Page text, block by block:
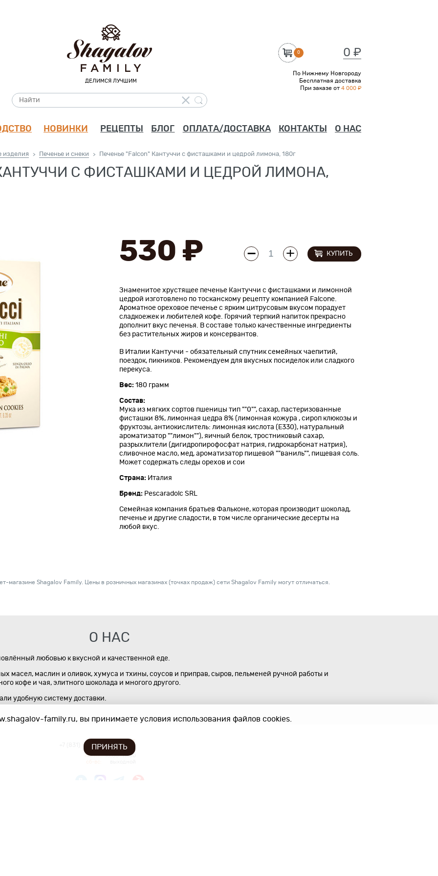
ДЕЛИМСЯ ЛУЧШИМ
0 0 ₽
По Нижнему Новгороду
Бесплатная доставка
При заказе от 4 000 ₽
НОВИНКИ РЕЦЕПТЫ БЛОГ ОПЛАТА/ДОСТАВКА КОНТАКТЫ О НАС
изделия > Печенье и снеки > Печенье "Falcon" Кантуччи с фисташками и цедрой лимона, 180г
КАНТУЧЧИ С ФИСТАШКАМИ И ЦЕДРОЙ ЛИМОНА,
530 ₽ КУПИТЬ
Знаменитое хрустящее печенье Кантуччи с фисташками и лимонной
цедрой изготовлено по тосканскому рецепту компанией Falcone.
Ароматное ореховое печенье с ярким цитрусовым вкусом порадует
сладкоежек и любителей кофе. Горячий терпкий напиток прекрасно
дополнит вкус печенья. В составе только качественные ингредиенты
без растительных жиров и консервантов.
В Италии Кантуччи - обязательный спутник семейных чаепитий,
поездок, пикников. Рекомендуем для вкусных посиделок или сладкого
перекуса.
Вес: 180 грамм
Состав:
Мука из мягких сортов пшеницы тип ""0"", сахар, пастеризованные
фисташки 8%, лимонная цедра 8% (лимонная кожура , сироп клюкозы и
фруктозы, антиокислитель: лимонная кислота (Е330), натуральный
ароматизатор ""лимон""), яичный белок, тростниковый сахар,
разрыхлители (дигидропирофосфат натрия, гидрокарбонат натрия),
сливочное масло, мед, ароматизатор пищевой ""ваниль"", пищевая соль.
Может содержать следы орехов и сои
Страна: Италия
Бренд: Pescaradolc SRL
Семейная компания братьев Фальконе, которая производит шоколад,
печенье и другие сладости, в том числе органические десерты на
любой вкус.
магазине Shagalov Family. Цены в розничных магазинах (точках продаж) сети Shagalov Family могут отличаться.
О НАС
любовью к вкусной и качественной еде.
масел, маслин и оливок, хумуса и тхины, соусов и приправ, сыров, пельменей ручной работы и
кофе и чая, элитного шоколада и многого другого.
удобную систему доставки.
413-14-41
пн-пт: 10:00–19:00
family.ru, вы принимаете условия использования файлов cookies.
ПРИНЯТЬ